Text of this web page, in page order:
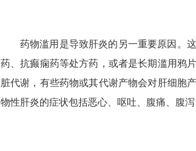
药物滥用是导致肝炎的另一重要原因。
药、抗癫痫药等处方药，或者是长期滥用鸦
脏代谢，有些药物或其代谢产物会对肝细胞
物性肝炎的症状包括恶心、呕吐、腹痛、腹